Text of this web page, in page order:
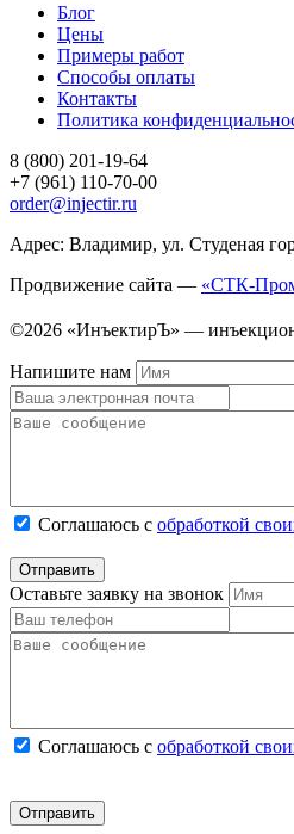
Блог
Цены
Примеры работ
Способы оплаты
Контакты
Политика
8 (800) 201-19-64
+7 (961) 110-70-00
order@injectir.ru
Адрес: Владимир, ул. Студеная
Продвижение сайта — «СТК-
©2026 «ИнъектирЪ» —
Напишите нам
Соглашаюсь с обработкой
Оставьте заявку на звонок
Соглашаюсь с обработкой